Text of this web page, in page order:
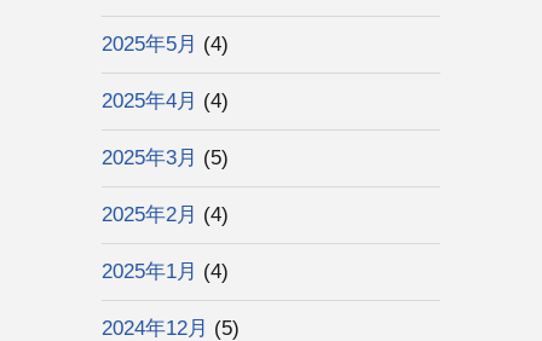
2025年5月 (4)
2025年4月 (4)
2025年3月 (5)
2025年2月 (4)
2025年1月 (4)
2024年12月 (5)